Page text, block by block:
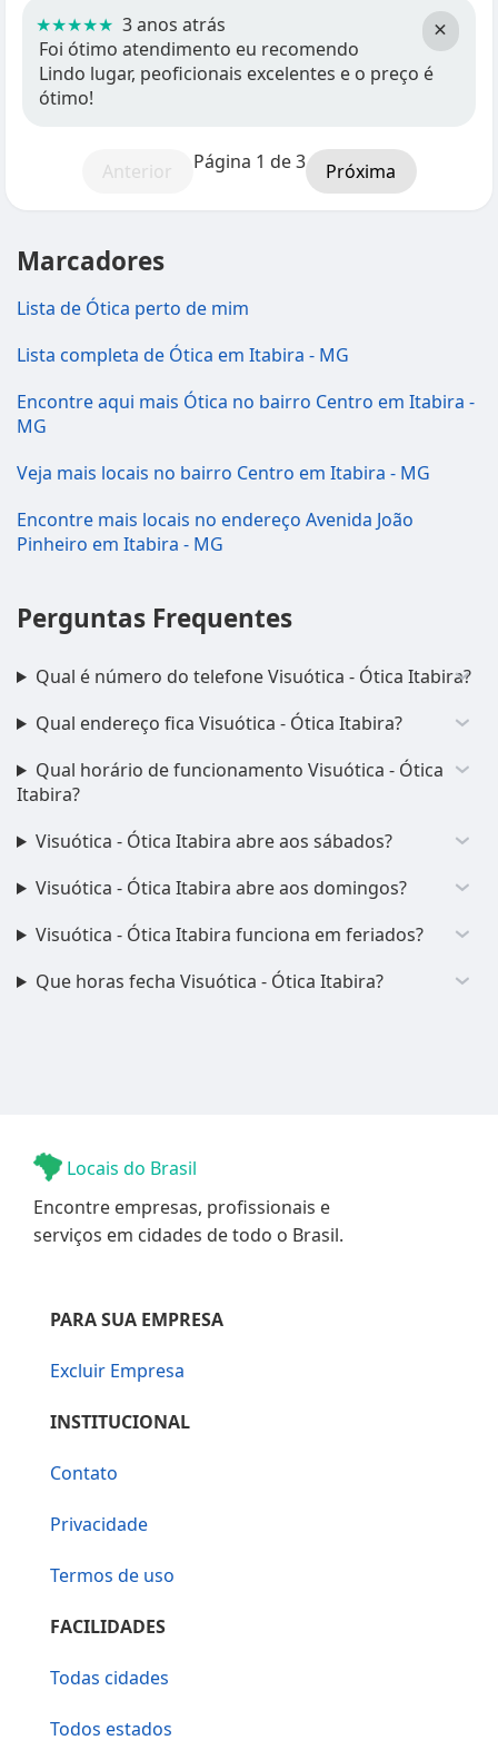
×
★★★★★ 3 anos atrás
Foi ótimo atendimento eu recomendo
Lindo lugar, peoficionais excelentes e o preço é
ótimo!
Anterior Página 1 de 3 Próxima
Marcadores
Lista de Ótica perto de mim
Lista completa de Ótica em Itabira - MG
Encontre aqui mais Ótica no bairro Centro em Itabira -
MG
Veja mais locais no bairro Centro em Itabira - MG
Encontre mais locais no endereço Avenida João
Pinheiro em Itabira - MG
Perguntas Frequentes
Qual é número do telefone Visuótica - Ótica Itabira?
Qual endereço fica Visuótica - Ótica Itabira?
Qual horário de funcionamento Visuótica - Ótica
Itabira?
Visuótica - Ótica Itabira abre aos sábados?
Visuótica - Ótica Itabira abre aos domingos?
Visuótica - Ótica Itabira funciona em feriados?
Que horas fecha Visuótica - Ótica Itabira?
Locais do Brasil
Encontre empresas, profissionais e
serviços em cidades de todo o Brasil.
PARA SUA EMPRESA
Excluir Empresa
INSTITUCIONAL
Contato
Privacidade
Termos de uso
FACILIDADES
Todas cidades
Todos estados